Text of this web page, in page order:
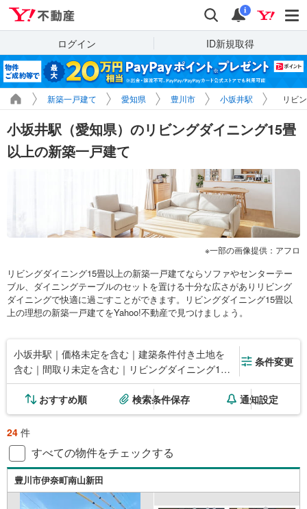
検索 通知
i
ログイン ID新規取得
新築一戸建て 愛知県 豊川市 小坂井駅 リビ
小坂井駅（愛知県）のリビングダイニング15畳
以上の新築一戸建て
一部の画像提供：アフロ
リビングダイニング15畳以上の新築一戸建てならソファやセンターテー
ブル、ダイニングテーブルのセットを置ける十分な広さがありリビング
ダイニングで快適に過ごすことができます。リビングダイニング15畳以
上の理想の新築一戸建てをYahoo!不動産で見つけましょう。
小坂井駅｜価格未定を含む｜建築条件付き土地を
含む｜間取り未定を含む｜リビングダイニング15
畳以上
条件変更
おすすめ順 検索条件保存 通知設定
24 件
すべての物件をチェックする
豊川市伊奈町南山新田